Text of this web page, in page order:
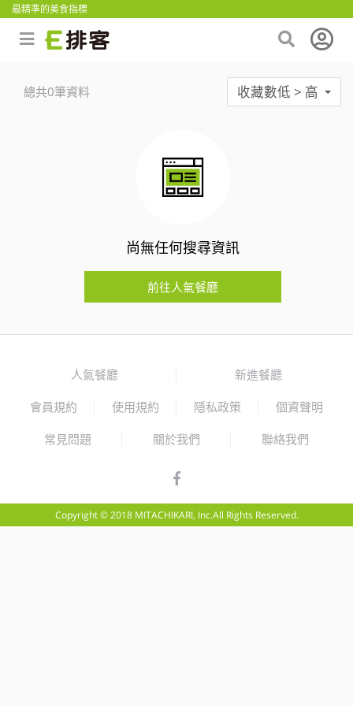
最精準的美食指標
總共0筆資料 收藏數低 > 高
尚無任何搜尋資訊
前往人氣餐廳
人氣餐廳 新進餐廳
會員規約 使用規約 隱私政策 個資聲明
常見問題 關於我們 聯絡我們
Copyright © 2018 MITACHIKARI, Inc.All Rights Reserved.